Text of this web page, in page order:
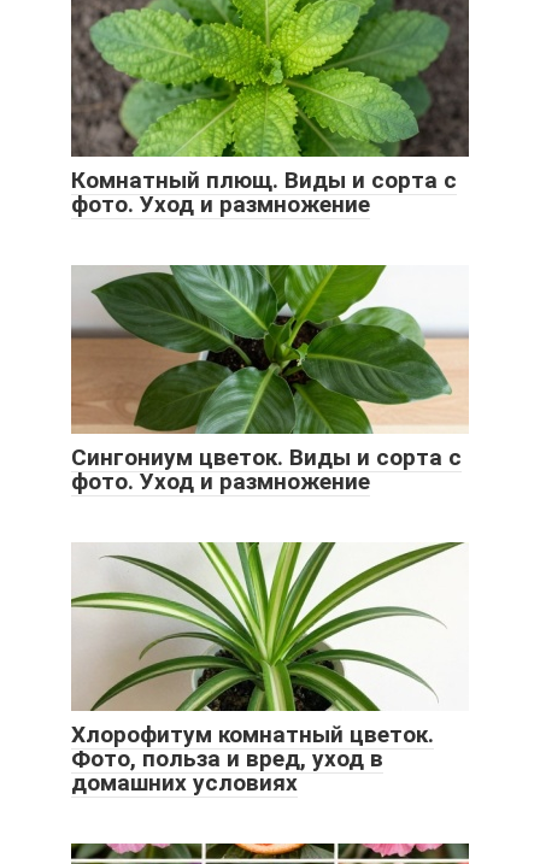
Комнатный плющ. Виды и сорта с
фото. Уход и размножение
Сингониум цветок. Виды и сорта с
фото. Уход и размножение
Хлорофитум комнатный цветок.
Фото, польза и вред, уход в
домашних условиях